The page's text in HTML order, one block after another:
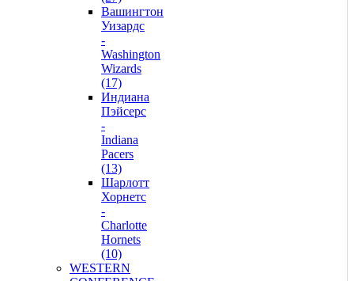
Вашингтон
Уизардс
-
Washington
Wizards
(17)
Индиана
Пэйсерс
-
Indiana
Pacers
(13)
Шарлотт
Хорнетс
-
Charlotte
Hornets
(10)
WESTERN